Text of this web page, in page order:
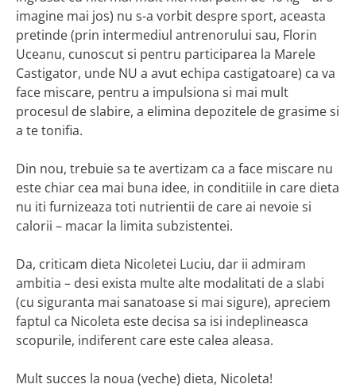
imagine mai jos) nu s-a vorbit despre sport, aceasta
pretinde (prin intermediul antrenorului sau, Florin
Uceanu, cunoscut si pentru participarea la Marele
Castigator, unde NU a avut echipa castigatoare) ca va
face miscare, pentru a impulsiona si mai mult
procesul de slabire, a elimina depozitele de grasime si
a te tonifia.
Din nou, trebuie sa te avertizam ca a face miscare nu
este chiar cea mai buna idee, in conditiile in care dieta
nu iti furnizeaza toti nutrientii de care ai nevoie si
calorii – macar la limita subzistentei.
Da, criticam dieta Nicoletei Luciu, dar ii admiram
ambitia – desi exista multe alte modalitati de a slabi
(cu siguranta mai sanatoase si mai sigure), apreciem
faptul ca Nicoleta este decisa sa isi indeplineasca
scopurile, indiferent care este calea aleasa.
Mult succes la noua (veche) dieta, Nicoleta!